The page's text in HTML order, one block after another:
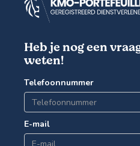
Heb je nog een
weten!
Telefoonnummer
E-mail